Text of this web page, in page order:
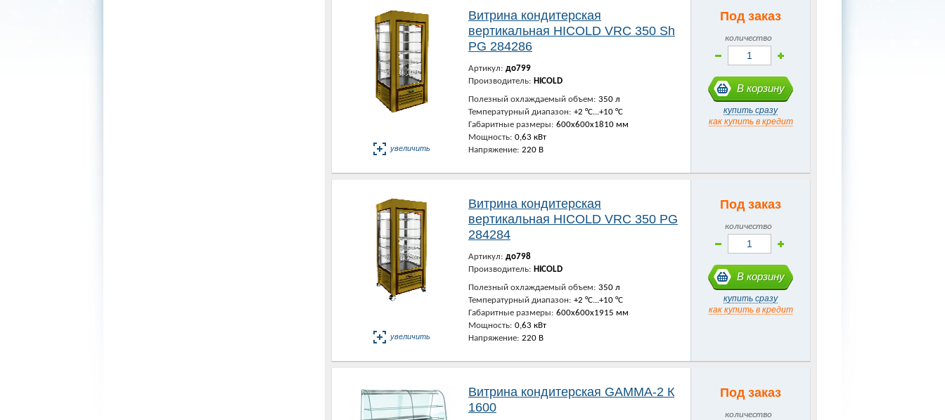
увеличить
Витрина кондитерская
вертикальная HICOLD VRC 350 Sh
PG 284286
Артикул: до799
Производитель: HICOLD
Полезный охлаждаемый объем: 350 л
Температурный диапазон: +2 °C...+10 °C
Габаритные размеры: 600х600х1810 мм
Мощность: 0,63 кВт
Напряжение: 220 В
Под заказ
количество
В корзину
купить сразу
как купить в кредит
увеличить
Витрина кондитерская
вертикальная HICOLD VRC 350 PG
284284
Артикул: до798
Производитель: HICOLD
Полезный охлаждаемый объем: 350 л
Температурный диапазон: +2 °C...+10 °C
Габаритные размеры: 600х600х1915 мм
Мощность: 0,63 кВт
Напряжение: 220 В
Под заказ
количество
В корзину
купить сразу
как купить в кредит
Витрина кондитерская GAMMA-2 К
1600
Под заказ
количество